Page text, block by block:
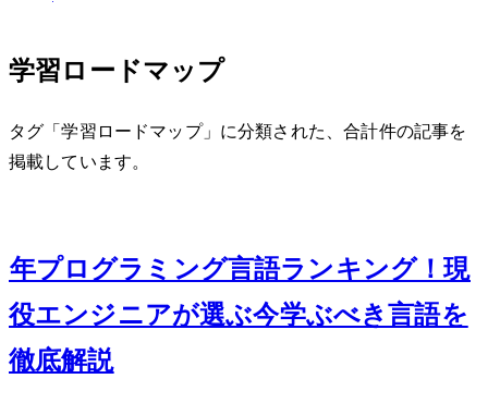
学習ロードマップ
タグ「学習ロードマップ」に分類された、合計 2 件の記事を
掲載しています。
2025年プログラミング言語ランキングTOP5！現
役エンジニアが選ぶ今学ぶべき言語を
徹底解説